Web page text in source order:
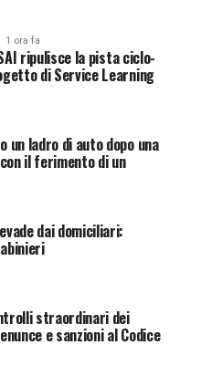
1 ora fa
ripulisce la pista ciclo-
di Service Learning
un ladro di auto dopo una
il ferimento di un
dai domiciliari:
straordinari dei
e sanzioni al Codice